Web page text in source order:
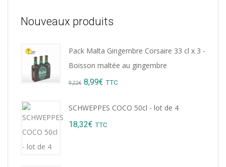
Nouveaux produits
Pack Malta Gingembre Corsaire 33 cl x 3 -
Boisson maltée au gingembre
9,22€ Original
8,99€ Current
TTC
SCHWEPPES COCO 50cl - lot de 4
18,32€ TTC